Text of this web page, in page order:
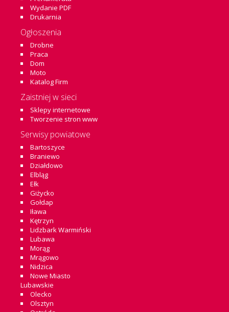
Wydanie PDF
Drukarnia
Ogłoszenia
Drobne
Praca
Dom
Moto
Katalog Firm
Zaistniej w sieci
Sklepy internetowe
Tworzenie stron www
Serwisy powiatowe
Bartoszyce
Braniewo
Działdowo
Elbląg
Ełk
Giżycko
Gołdap
Iława
Kętrzyn
Lidzbark Warmiński
Lubawa
Morąg
Mrągowo
Nidzica
Nowe Miasto
Lubawskie
Olecko
Olsztyn